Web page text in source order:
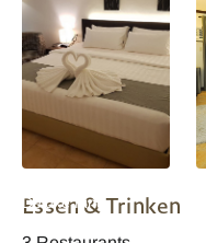
Deluxe King
Essen & Trinken